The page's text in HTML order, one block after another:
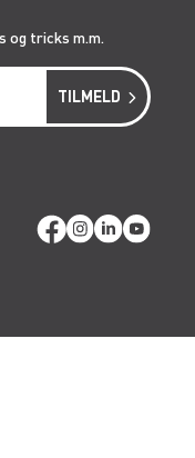
og tricks m.m.